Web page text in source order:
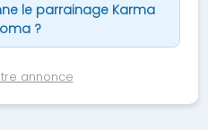
le parrainage Karma
?
annonce